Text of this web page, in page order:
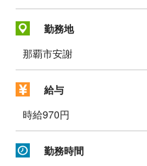
勤務地
那覇市安謝
給与
時給970円
勤務時間